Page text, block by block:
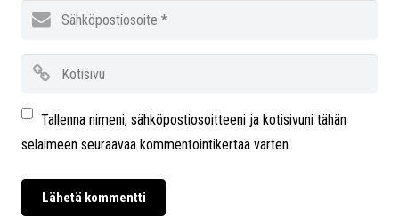
Tallenna nimeni, sähköpostiosoitteeni ja kotisivuni tähän
selaimeen seuraavaa kommentointikertaa varten.